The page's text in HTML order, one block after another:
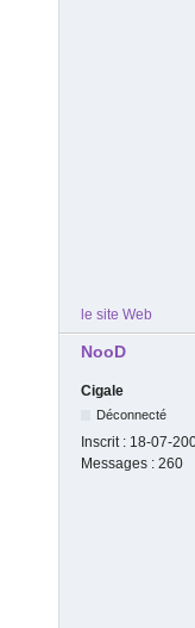
le site Web
NooD
Cigale
Déconnecté
Inscrit : 18-07-
Messages : 260